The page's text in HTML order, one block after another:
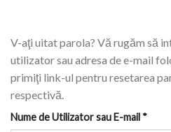
V-aţi uitat parola? Vă rugăm să
utilizator sau adresa de e-mail
primiţi link-ul pentru resetarea
respectivă.
Nume de Utilizator sau E-mail *